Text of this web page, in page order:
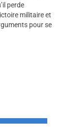
perde
militaire et
pour se